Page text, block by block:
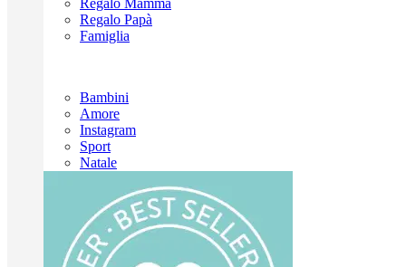
Regalo Mamma
Regalo Papà
Famiglia
Bambini
Amore
Instagram
Sport
Natale